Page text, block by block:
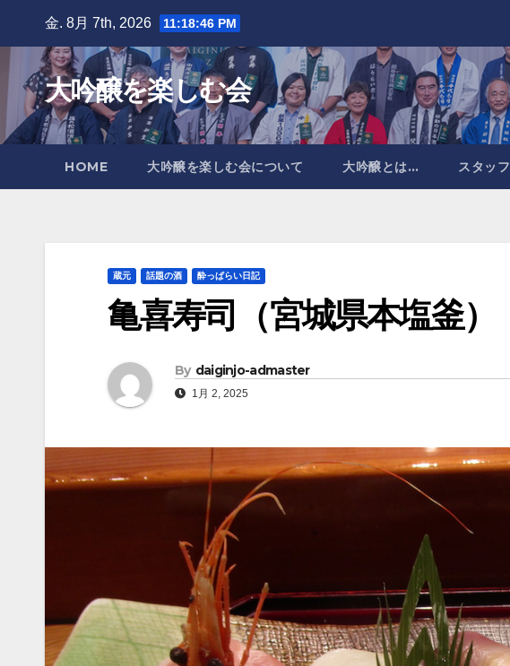
content
金. 8月 7th, 2026 11:18:49 PM
大吟醸を楽しむ会
HOME 大吟醸を楽しむ会について 大吟醸とは… スタッフ
蔵元 話題の酒 酔っぱらい日記
亀喜寿司（宮城県本塩釜）
By daiginjo-admaster
1月 2, 2025